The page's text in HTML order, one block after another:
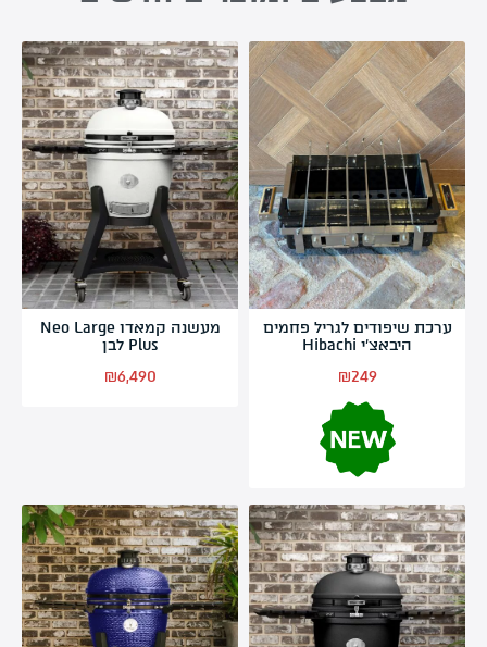
ערכת שיפודים לגריל פחמים
היבאצ’י Hibachi
₪249
מעשנה קמאדו Neo Large
Plus לבן
₪6,490